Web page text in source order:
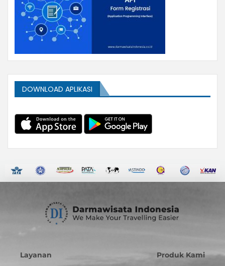
DOWNLOAD APLIKASI
Layanan Produk Kami